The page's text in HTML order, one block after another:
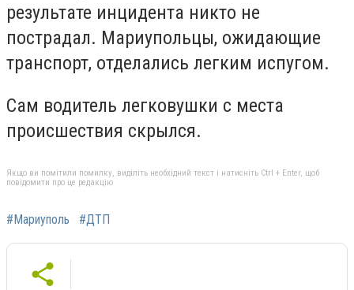
результате инцидента никто не
пострадал. Мариупольцы, ожидающие
транспорт, отделались легким испугом.
Сам водитель легковушки с места
происшествия скрылся.
Якщо ви помітили помилку, виділіть необхідний текст і натисніть Ctrl + Enter, щоб
повідомити про це редакцію
#Мариуполь #ДТП